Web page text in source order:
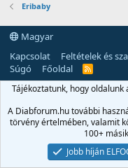
Eribaby
Magyar
Kapcsolat
Feltételek és
Súgó
Főoldal
R
S
Tájékoztatunk, hogy
A Diabforum.hu további
törvény értelmében, valamit
100+
Jobb híján